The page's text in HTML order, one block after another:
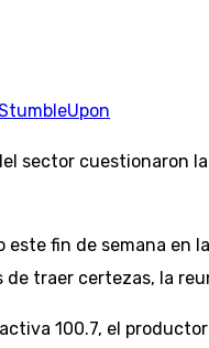
sector cuestionaron
fin de semana
traer certezas, la
100.7, el